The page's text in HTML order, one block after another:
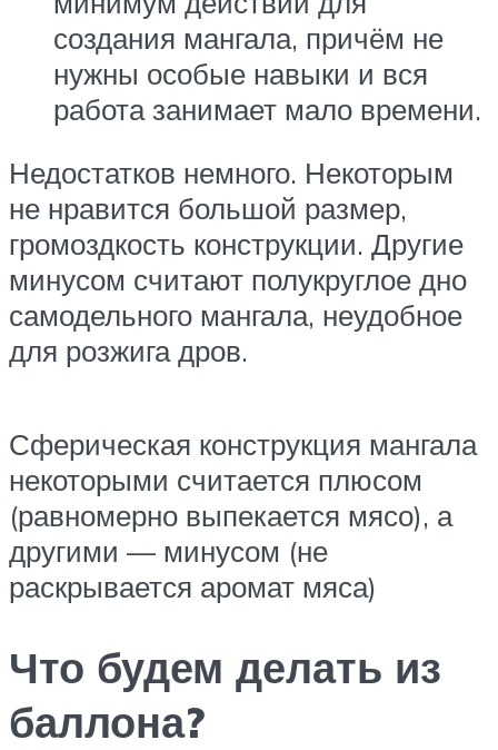
создания мангала, причём не
нужны особые навыки и вся
работа занимает мало времени.
Недостатков немного. Некоторым
не нравится большой размер,
громоздкость конструкции. Другие
минусом считают полукруглое дно
самодельного мангала, неудобное
для розжига дров.
Сферическая конструкция мангала
некоторыми считается плюсом
(равномерно выпекается мясо), а
другими — минусом (не
раскрывается аромат мяса)
Что будем делать из
баллона?